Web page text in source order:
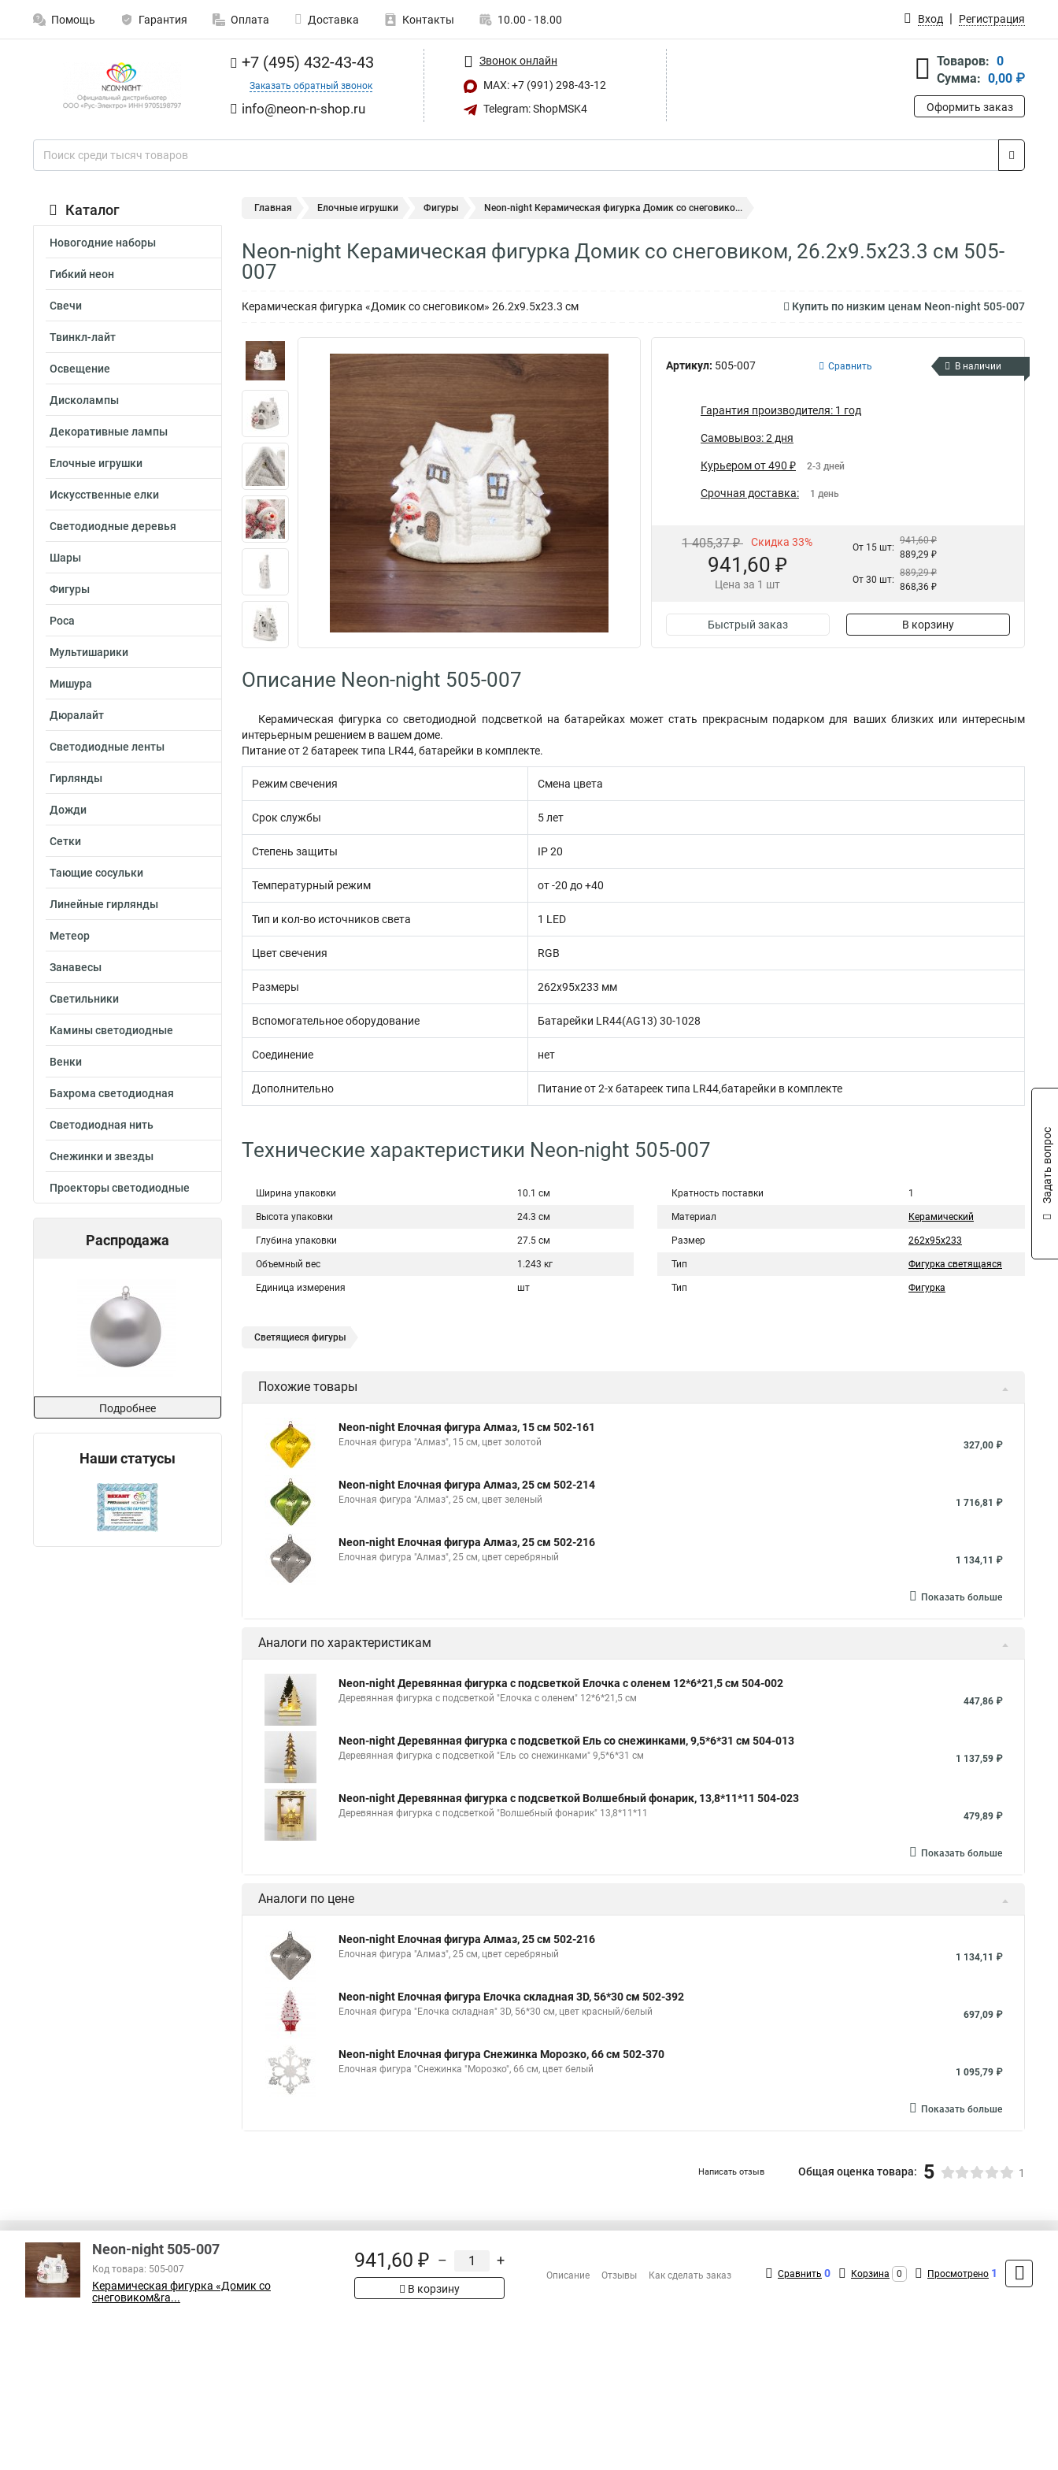
Помощь Гарантия Оплата Доставка Контакты 10.00 - 18.00 Вход Регистрация
+7 (495) 432-43-43
Заказать обратный звонок
info@neon-n-shop.ru
Звонок онлайн
MAX: +7 (991) 298-43-12
Telegram: ShopMSK4
Товаров: 0
Сумма: 0,00 ₽
Оформить заказ
Каталог
Новогодние наборы
Гибкий неон
Свечи
Твинкл-лайт
Освещение
Дисколампы
Декоративные лампы
Елочные игрушки
Искусственные елки
Светодиодные деревья
Шары
Фигуры
Роса
Мультишарики
Мишура
Дюралайт
Светодиодные ленты
Гирлянды
Дожди
Сетки
Тающие сосульки
Линейные гирлянды
Метеор
Занавесы
Светильники
Камины светодиодные
Венки
Бахрома светодиодная
Светодиодная нить
Снежинки и звезды
Проекторы светодиодные
Распродажа
Подробнее
Наши статусы
Главная Елочные игрушки Фигуры Neon-night Керамическая фигурка Домик со снеговико...
Neon-night Керамическая фигурка Домик со снеговиком, 26.2х9.5х23.3 см 505-
007
Керамическая фигурка «Домик со снеговиком» 26.2х9.5х23.3 см Купить по низким ценам Neon-night 505-007
Артикул: 505-007 Сравнить В наличии
Гарантия производителя: 1 год
Самовывоз: 2 дня
Курьером от 490 ₽ 2-3 дней
Срочная доставка: 1 день
1 405,37 ₽ Скидка 33%
941,60 ₽
Цена за 1 шт
От 15 шт:
941,60 ₽
889,29 ₽
От 30 шт:
889,29 ₽
868,36 ₽
Быстрый заказ В корзину
Описание Neon-night 505-007
Керамическая фигурка со светодиодной подсветкой на батарейках может стать прекрасным подарком для ваших близких или интересным
интерьерным решением в вашем доме.
Питание от 2 батареек типа LR44, батарейки в комплекте.
Режим свечения Смена цвета
Срок службы 5 лет
Степень защиты IP 20
Температурный режим от -20 до +40
Тип и кол-во источников света 1 LED
Цвет свечения RGB
Размеры 262х95х233 мм
Вспомогательное оборудование Батарейки LR44(AG13) 30-1028
Соединение нет
Дополнительно Питание от 2-х батареек типа LR44,батарейки в комплекте
Технические характеристики Neon-night 505-007
Ширина упаковки 10.1 см
Высота упаковки 24.3 см
Глубина упаковки 27.5 см
Объемный вес 1.243 кг
Единица измерения шт
Кратность поставки 1
Материал Керамический
Размер 262х95х233
Тип Фигурка светящаяся
Тип Фигурка
Светящиеся фигуры
Похожие товары
Neon-night Елочная фигура Алмаз, 15 см 502-161
Елочная фигура "Алмаз", 15 см, цвет золотой 327,00 ₽
Neon-night Елочная фигура Алмаз, 25 см 502-214
Елочная фигура "Алмаз", 25 см, цвет зеленый 1 716,81 ₽
Neon-night Елочная фигура Алмаз, 25 см 502-216
Елочная фигура "Алмаз", 25 см, цвет серебряный 1 134,11 ₽
Показать больше
Аналоги по характеристикам
Neon-night Деревянная фигурка с подсветкой Елочка с оленем 12*6*21,5 см 504-002
Деревянная фигурка с подсветкой "Елочка с оленем" 12*6*21,5 см 447,86 ₽
Neon-night Деревянная фигурка с подсветкой Ель со снежинками, 9,5*6*31 см 504-013
Деревянная фигурка с подсветкой "Ель со снежинками" 9,5*6*31 см 1 137,59 ₽
Neon-night Деревянная фигурка с подсветкой Волшебный фонарик, 13,8*11*11 504-023
Деревянная фигурка с подсветкой "Волшебный фонарик" 13,8*11*11 479,89 ₽
Показать больше
Аналоги по цене
Neon-night Елочная фигура Алмаз, 25 см 502-216
Елочная фигура "Алмаз", 25 см, цвет серебряный 1 134,11 ₽
Neon-night Елочная фигура Елочка складная 3D, 56*30 см 502-392
Елочная фигура "Елочка складная" 3D, 56*30 см, цвет красный/белый 697,09 ₽
Neon-night Елочная фигура Снежинка Морозко, 66 см 502-370
Елочная фигура "Снежинка "Морозко", 66 см, цвет белый 1 095,79 ₽
Показать больше
Написать отзыв Общая оценка товара: 5 1
Сотрудничество
+7 (495) 432-43-43
MAX: +7 (991) 298-43-12
Neon-night 505-007
Код товара: 505-007
Керамическая фигурка «Домик со
снеговиком&ra...
941,60 ₽ – +
В корзину
Описание Отзывы Как сделать заказ Сравнить 0 Корзина 0 Просмотрено 1
Задать вопрос